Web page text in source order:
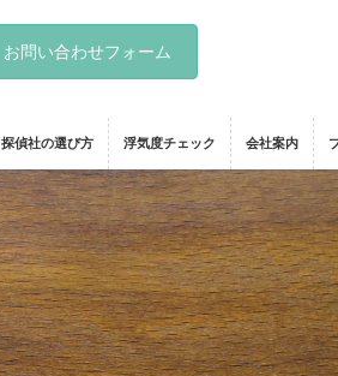
お問い合わせフォーム
探偵社の選び方 浮気度チェック 会社案内